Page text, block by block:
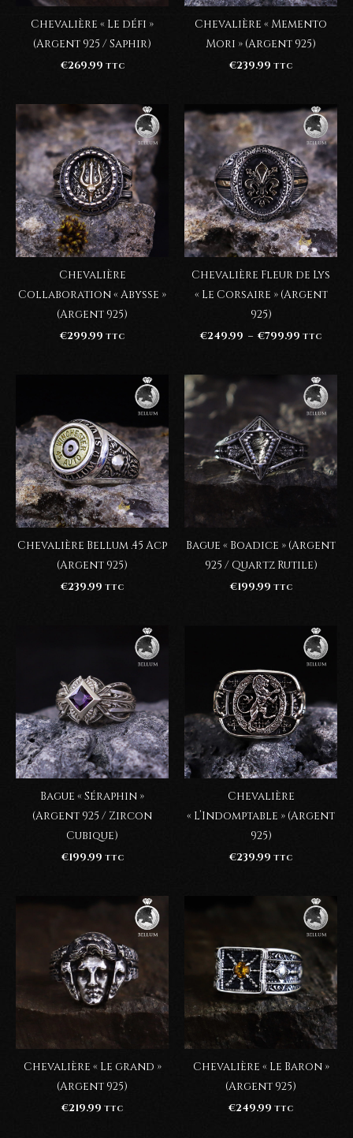
Chevalière « Le défi »
(Argent 925 / Saphir)
€269.99 TTC
Chevalière « Memento
Mori » (Argent 925)
€239.99 TTC
Chevalière
Collaboration « Abysse »
(Argent 925)
€299.99 TTC
Chevalière Fleur de Lys
« Le Corsaire » (Argent
925)
€249.99 – €799.99 Plage
€249.99
€799.99
TTC
Chevalière Bellum .45 Acp
(Argent 925)
€239.99 TTC
Bague « Boadice » (Argent
925 / Quartz Rutile)
€199.99 TTC
Bague « Séraphin »
(Argent 925 / Zircon
Cubique)
€199.99 TTC
Chevalière
« L’Indomptable » (Argent
925)
€239.99 TTC
Chevalière « Le grand »
(Argent 925)
€219.99 TTC
Chevalière « Le Baron »
(Argent 925)
€249.99 TTC